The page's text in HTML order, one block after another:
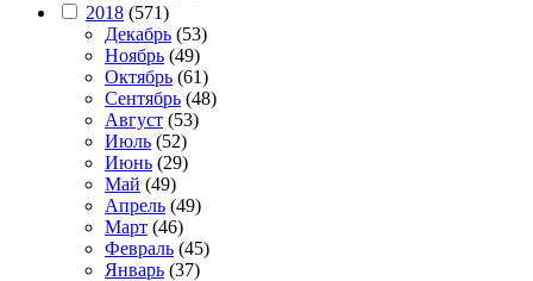
2018 (571)
Декабрь (53)
Ноябрь (49)
Октябрь (61)
Сентябрь (48)
Август (53)
Июль (52)
Июнь (29)
Май (49)
Апрель (49)
Март (46)
Февраль (45)
Январь (37)